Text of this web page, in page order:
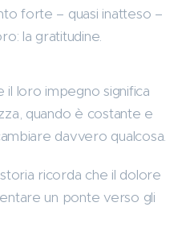
forte – quasi inatteso –
la gratitudine.
loro impegno significa
quando è costante e
davvero qualcosa.
ricorda che il dolore
un ponte verso gli